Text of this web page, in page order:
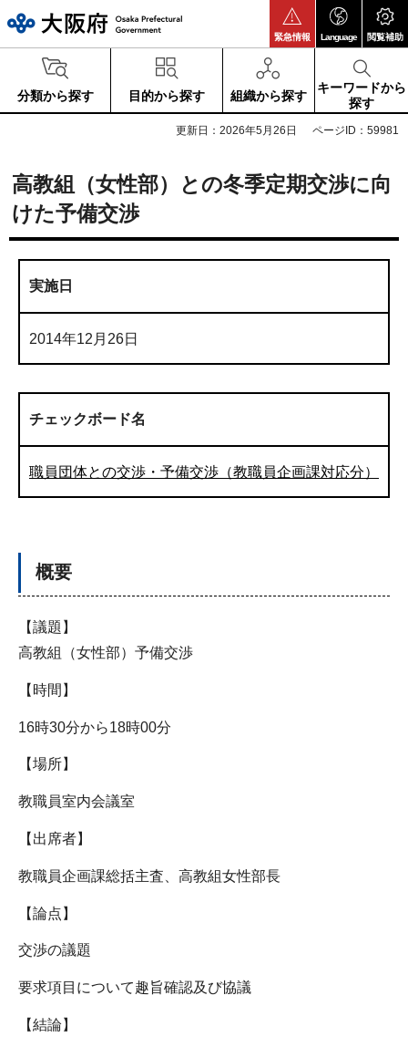
緊急情報 Language 閲覧補助
分類から探す 目的から探す 組織から探す
キーワードから
探す
更新日：2026年5月26日 ページID：59981
高教組（女性部）との冬季定期交渉に向
けた予備交渉
実施日
2014年12月26日
チェックボード名
職員団体との交渉・予備交渉（教職員企画課対応分）
概要
【議題】
高教組（女性部）予備交渉
【時間】
16時30分から18時00分
【場所】
教職員室内会議室
【出席者】
教職員企画課総括主査、高教組女性部長
【論点】
交渉の議題
要求項目について趣旨確認及び協議
【結論】